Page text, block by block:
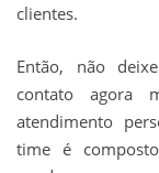
clientes.
Então, não
contato agora
atendimento
time é